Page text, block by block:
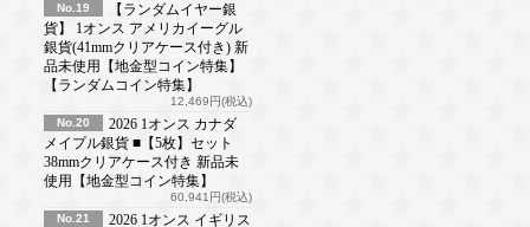
No.19
【ランダムイヤー銀
貨】 1オンス アメリカイーグル
銀貨(41mmクリアケース付き) 新
品未使用【地金型コイン特集】
【ランダムコイン特集】
12,469円(税込)
No.20
2026 1オンス カナダ
メイプル銀貨 ■【5枚】セット
38mmクリアケース付き 新品未
使用【地金型コイン特集】
60,941円(税込)
No.21
2026 1オンス イギリス